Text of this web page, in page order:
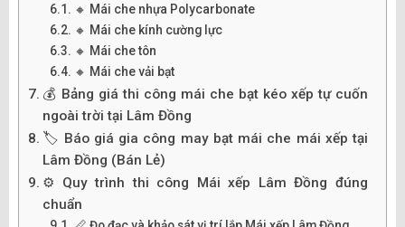
🔸 Mái che nhựa Polycarbonate
🔸 Mái che kính cường lực
🔸 Mái che tôn
🔸 Mái che vải bạt
💰 Bảng giá thi công mái che bạt kéo xếp tự cuốn
ngoài trời tại Lâm Đồng
🏷️ Báo giá gia công may bạt mái che mái xếp tại
Lâm Đồng (Bán Lẻ)
⚙️ Quy trình thi công Mái xếp Lâm Đồng đúng
chuẩn